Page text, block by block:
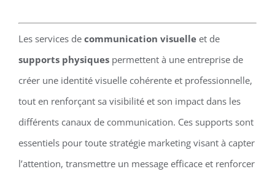
Les services de communication visuelleet de
supports physiquespermettent à une entreprise de
créer une identité visuelle cohérente et professionnelle,
tout en renforçant sa visibilité et son impact dans les
différents canaux de communication. Ces supports sont
essentiels pour toute stratégie marketing visant à capter
l’attention, transmettre un message efficace et renforcer